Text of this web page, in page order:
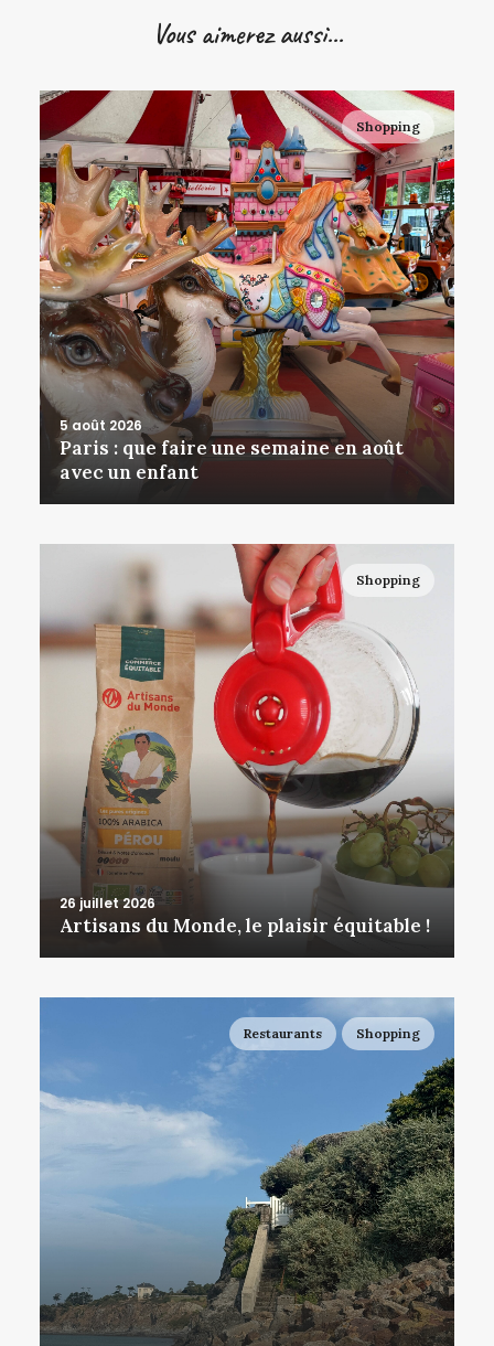
Vous aimerez aussi...
Shopping
5 août 2026
Paris : que faire une semaine en août
avec un enfant
Shopping
26 juillet 2026
Artisans du Monde, le plaisir équitable !
Restaurants Shopping